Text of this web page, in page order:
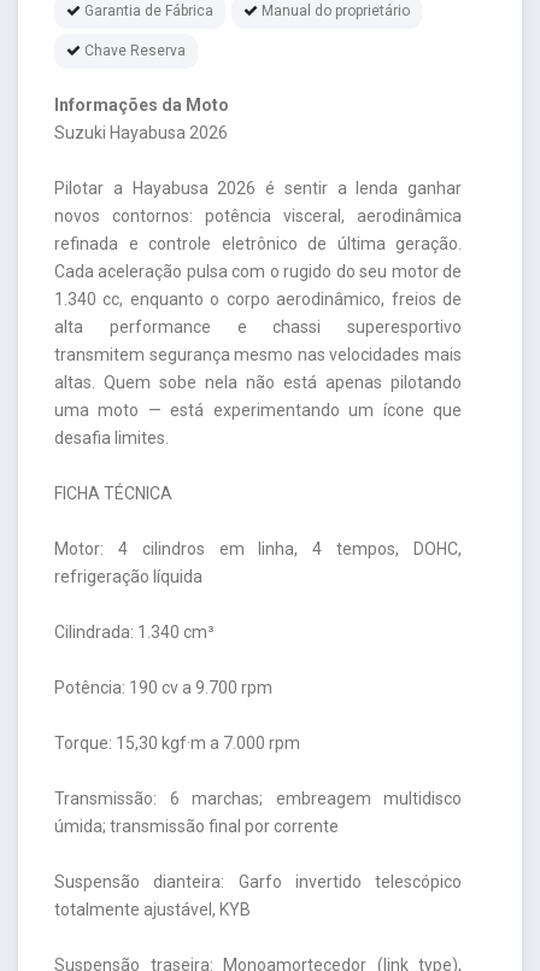
Garantia de Fábrica Manual do proprietário
Chave Reserva
Informações da Moto
Suzuki Hayabusa 2026
Pilotar a Hayabusa 2026 é sentir a lenda ganhar
novos contornos: potência visceral, aerodinâmica
refinada e controle eletrônico de última geração.
Cada aceleração pulsa com o rugido do seu motor de
1.340 cc, enquanto o corpo aerodinâmico, freios de
alta performance e chassi superesportivo
transmitem segurança mesmo nas velocidades mais
altas. Quem sobe nela não está apenas pilotando
uma moto — está experimentando um ícone que
desafia limites.
FICHA TÉCNICA
Motor: 4 cilindros em linha, 4 tempos, DOHC,
refrigeração líquida
Cilindrada: 1.340 cm³
Potência: 190 cv a 9.700 rpm
Torque: 15,30 kgf·m a 7.000 rpm
Transmissão: 6 marchas; embreagem multidisco
úmida; transmissão final por corrente
Suspensão dianteira: Garfo invertido telescópico
totalmente ajustável, KYB
Suspensão traseira: Monoamortecedor (link type),